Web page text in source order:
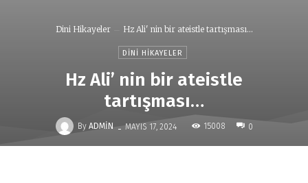
Dini Hikayeler Hz Ali' nin bir ateistle tartışması...
DINI HIKAYELER
Hz Ali’ nin bir ateistle
tartışması…
By ADMIN - MAYIS 17, 2024 15008 0